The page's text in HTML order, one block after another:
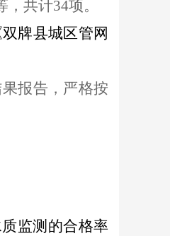
，共计34项。
牌县城区管网
报告，严格按
监测的合格率